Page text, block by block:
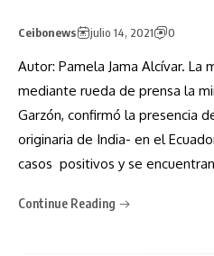
Ceibonews julio 14, 2021 0
Autor: Pamela Jama Alcívar. La
mediante rueda de prensa la
Garzón, confirmó la presencia
originaria de India- en el
casos positivos y se
Continue Reading